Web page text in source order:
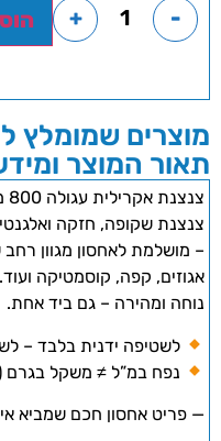
-
+
מוצרים שמומלץ
תאור המוצר
צנצנת אקרילית עגולה 800 מ”ל עם ידית מכסה
– מושלמת לאחסון מגוון
אגוזים, קפה, קוסמטיקה
נוחה ומהירה – גם ביד אחת.
לשטיפה ידנית בלבד –
נפח במ”ל ≠ משקל בגרם (לדוגמה: 800 מ”ל
— פריט אחסון חכם שמביא